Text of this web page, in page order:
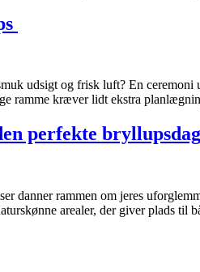
udsigt og frisk luft? En
ramme kræver lidt ekstra
perfekte bryllupsdag
danner rammen om jeres
arealer, der giver plads